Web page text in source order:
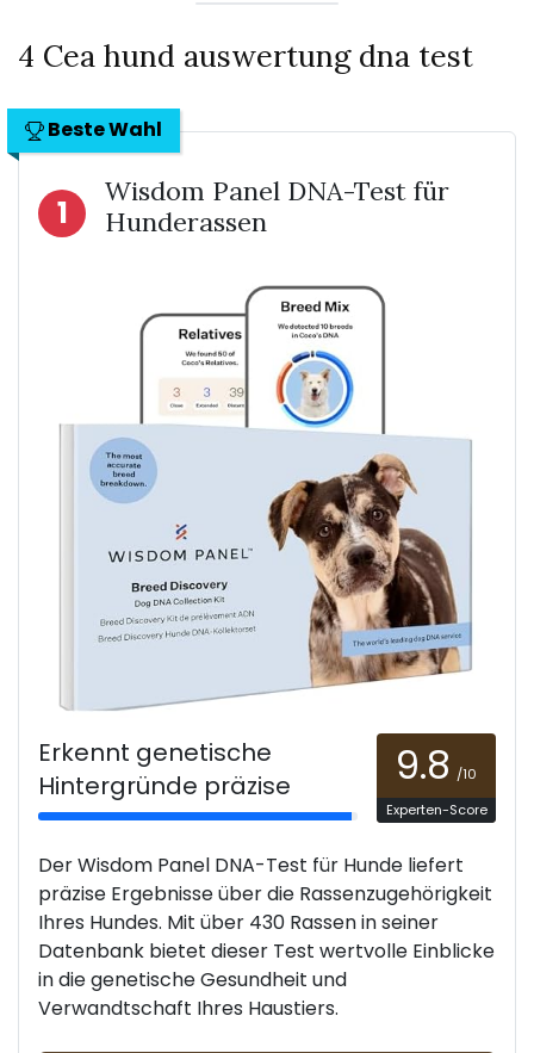
4 Cea hund auswertung dna test
Beste Wahl
1
Wisdom Panel DNA-Test für
Hunderassen
Erkennt genetische
Hintergründe präzise
9.8 /10
Experten-Score
Der Wisdom Panel DNA-Test für Hunde liefert
präzise Ergebnisse über die Rassenzugehörigkeit
Ihres Hundes. Mit über 430 Rassen in seiner
Datenbank bietet dieser Test wertvolle Einblicke
in die genetische Gesundheit und
Verwandtschaft Ihres Haustiers.